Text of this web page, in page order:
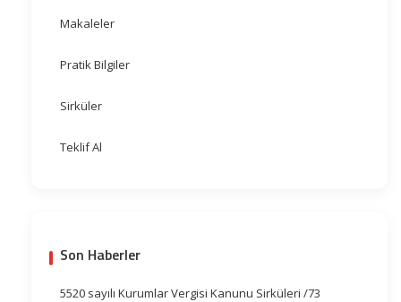
Makaleler
Pratik Bilgiler
Sirküler
Teklif Al
Son Haberler
5520 sayılı Kurumlar Vergisi Kanunu Sirküleri /73